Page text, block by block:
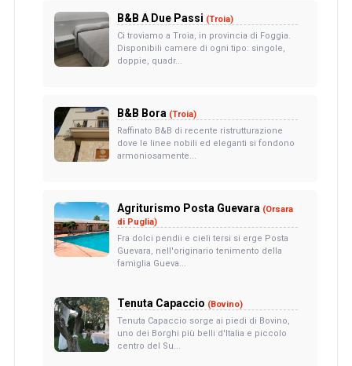
B&B A Due Passi (Troia)
Ci troviamo a Troia, in provincia di Foggia.
Disponibili camere di ogni tipo: singole,
doppie, quadr...
B&B Bora (Troia)
Raffinato B&B di recente ristrutturazione
dove le linee nobili ed eleganti si fondono
armoniosamente...
Agriturismo Posta Guevara (Orsara
di Puglia)
Fra dolci pendii e cieli tersi si erge Posta
Guevara, nell'originario tenimento della
famiglia Gueva...
Tenuta Capaccio (Bovino)
Tenuta Capaccio sorge ai piedi di Bovino,
uno dei Borghi più belli d'Italia e piccolo
centro del Su...